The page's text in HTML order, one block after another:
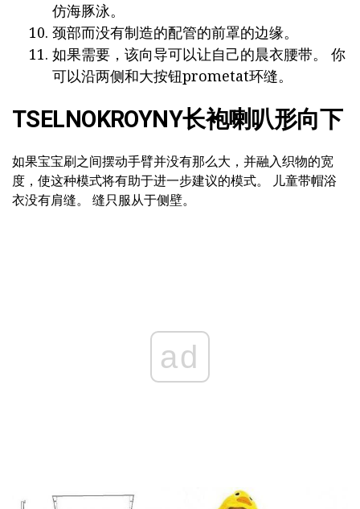
仿海豚泳。
颈部而没有制造的配管的前罩的边缘。
如果需要，该向导可以让自己的晨衣腰带。 你
可以沿两侧和大按钮prometat环缝。
TSELNOKROYNY长袍喇叭形向下
如果宝宝刷之间摆动手臂并没有那么大，并融入织物的宽
度，使这种模式将有助于进一步建议的模式。 儿童带帽浴
衣没有肩缝。 缝只服从于侧壁。
ad